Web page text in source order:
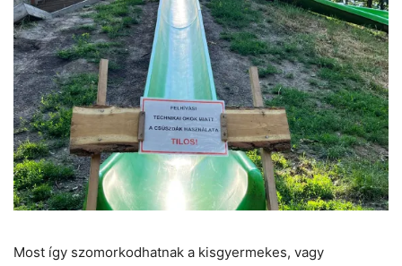
Most így szomorkodhatnak a kisgyermekes, vagy